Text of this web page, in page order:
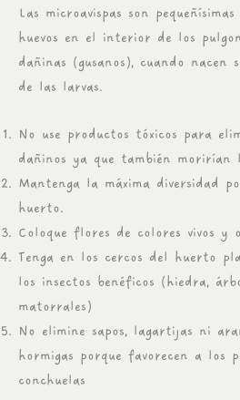
Las microavispas son
huevos en el interior de los
dañinas (gusanos), cuando nacen
de las larvas.
No use productos tóxicos para
dañinos ya que también morirían
Mantenga la máxima diversidad
huerto.
Coloque flores de colores vivos y
Tenga en los cercos del huerto
los insectos benéficos (hiedra,
matorrales)
No elimine sapos, lagartijas ni
hormigas porque favorecen a los
conchuelas